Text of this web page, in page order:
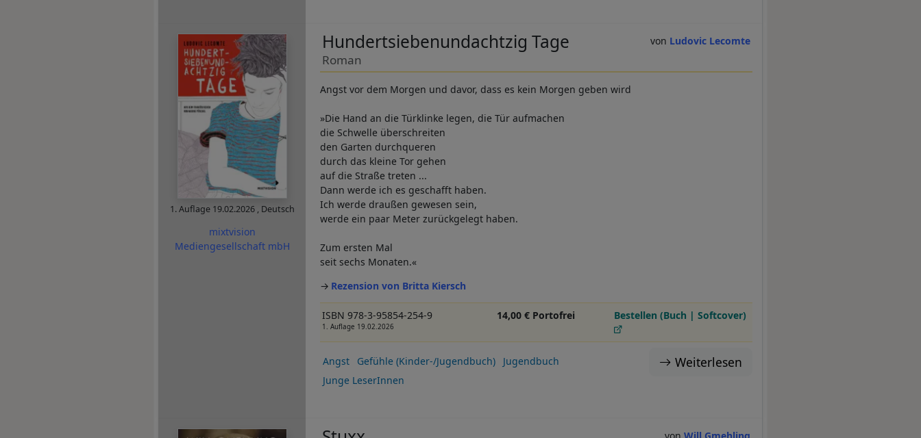
1. Auflage 19.02.2026 , Deutsch
mixtvision
Mediengesellschaft mbH
Ludovic Lecomte
Hundertsiebenundachtzig Tage
Roman
Angst vor dem Morgen und davor, dass es kein Morgen geben wird
»Die Hand an die Türklinke legen, die Tür aufmachen
die Schwelle überschreiten
den Garten durchqueren
durch das kleine Tor gehen
auf die Straße treten ...
Dann werde ich es geschafft haben.
Ich werde draußen gewesen sein,
werde ein paar Meter zurückgelegt haben.
Zum ersten Mal
seit sechs Monaten.«
Rezension von Britta Kiersch
ISBN 978-3-95854-254-9
1. Auflage 19.02.2026
14,00 € Portofrei Bestellen (Buch | Softcover)
Weiterlesen
Angst Gefühle (Kinder-/Jugendbuch)
Jugendbuch
Junge LeserInnen